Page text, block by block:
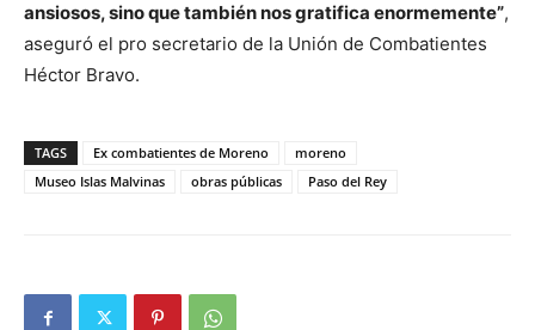
ansiosos, sino que también nos gratifica enormemente”,
aseguró el pro secretario de la Unión de Combatientes
Héctor Bravo.
TAGS Ex combatientes de Moreno
moreno
Museo Islas Malvinas
obras públicas Paso del Rey